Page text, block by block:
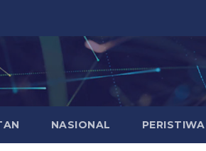
NASIONAL PERISTIWA